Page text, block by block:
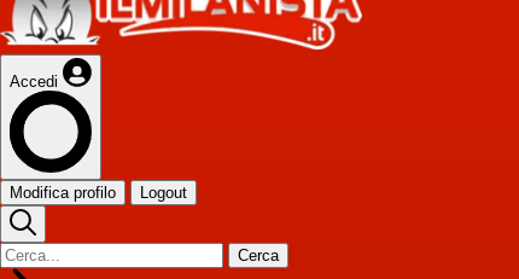
Accedi
Modifica profilo Logout
Cerca